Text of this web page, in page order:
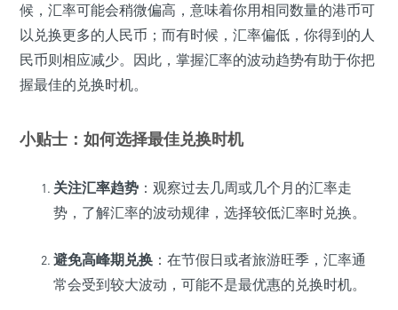
候，汇率可能会稍微偏高，意味着你用相同数量的港币可
以兑换更多的人民币；而有时候，汇率偏低，你得到的人
民币则相应减少。因此，掌握汇率的波动趋势有助于你把
握最佳的兑换时机。
小贴士：如何选择最佳兑换时机
关注汇率趋势 ：观察过去几周或几个月的汇率走
势，了解汇率的波动规律，选择较低汇率时兑换。
避免高峰期兑换 ：在节假日或者旅游旺季，汇率通
常会受到较大波动，可能不是最优惠的兑换时机。